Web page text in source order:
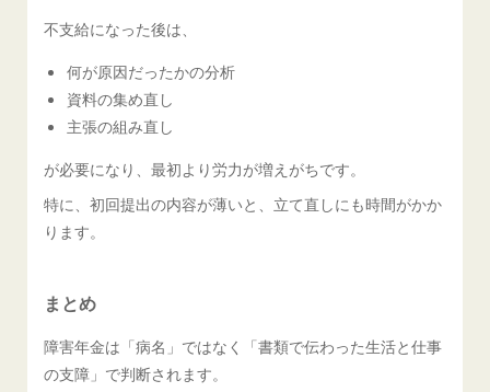
不支給になった後は、
何が原因だったかの分析
資料の集め直し
主張の組み直し
が必要になり、最初より労力が増えがちです。
特に、初回提出の内容が薄いと、立て直しにも時間がかか
ります。
まとめ
障害年金は「病名」ではなく「書類で伝わった生活と仕事
の支障」で判断されます。